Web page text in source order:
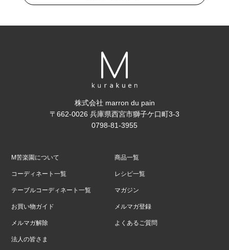
株式会社 marron du pain
〒662-0026 兵庫県西宮市獅子ケ口町3-3
0798-81-3955
M苦楽園について 商品一覧
コーディネート一覧 レシピ一覧
テーブルコーディネート一覧 マガジン
お買い物ガイド メルマガ登録
メルマガ解除 よくあるご質問
法人の皆さま